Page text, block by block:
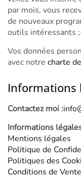
par mois, vous
de nouveaux
outils intéressants
Vos données
avec notre charte
Informations
Contactez moi :
Informations
Mentions légales
Politique de
Politiques des
Conditions de